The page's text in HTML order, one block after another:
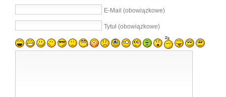
E-Mail (obowiązkowe)
Tytuł (obowiązkowe)